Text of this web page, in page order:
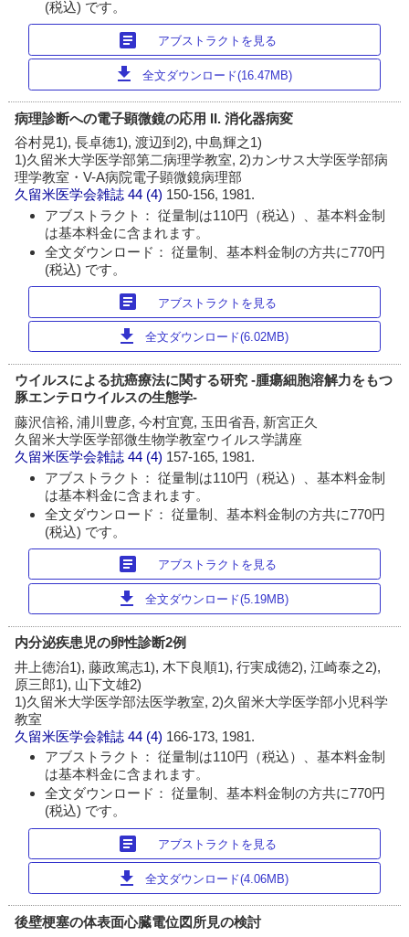
(税込) です。
article アブストラクトを見る
download 全文ダウンロード(16.47MB)
病理診断への電子顕微鏡の応用 II. 消化器病変
谷村晃1), 長卓徳1), 渡辺到2), 中島輝之1)
1)久留米大学医学部第二病理学教室, 2)カンサス大学医学部病
理学教室・V-A病院電子顕微鏡病理部
久留米医学会雑誌 44 (4) 150-156, 1981.
アブストラクト： 従量制は110円（税込）、基本料金制
は基本料金に含まれます。
全文ダウンロード： 従量制、基本料金制の方共に770円
(税込) です。
article アブストラクトを見る
download 全文ダウンロード(6.02MB)
ウイルスによる抗癌療法に関する研究 -腫瘍細胞溶解力をもつ
豚エンテロウイルスの生態学-
藤沢信裕, 浦川豊彦, 今村宜寛, 玉田省吾, 新宮正久
久留米大学医学部微生物学教室ウイルス学講座
久留米医学会雑誌 44 (4) 157-165, 1981.
アブストラクト： 従量制は110円（税込）、基本料金制
は基本料金に含まれます。
全文ダウンロード： 従量制、基本料金制の方共に770円
(税込) です。
article アブストラクトを見る
download 全文ダウンロード(5.19MB)
内分泌疾患児の卵性診断2例
井上徳治1), 藤政篤志1), 木下良順1), 行実成徳2), 江崎泰之2),
原三郎1), 山下文雄2)
1)久留米大学医学部法医学教室, 2)久留米大学医学部小児科学
教室
久留米医学会雑誌 44 (4) 166-173, 1981.
アブストラクト： 従量制は110円（税込）、基本料金制
は基本料金に含まれます。
全文ダウンロード： 従量制、基本料金制の方共に770円
(税込) です。
article アブストラクトを見る
download 全文ダウンロード(4.06MB)
後壁梗塞の体表面心臓電位図所見の検討